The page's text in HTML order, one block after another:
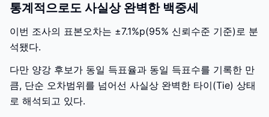
통계적으로도 사실상 완벽한 백중세
이번 조사의 표본오차는 ±7.1%p(95% 신뢰수준 기준)로 분
석됐다.
다만 양강 후보가 동일 득표율과 동일 득표수를 기록한 만
큼, 단순 오차범위를 넘어선 사실상 완벽한 타이(Tie) 상태
로 해석되고 있다.